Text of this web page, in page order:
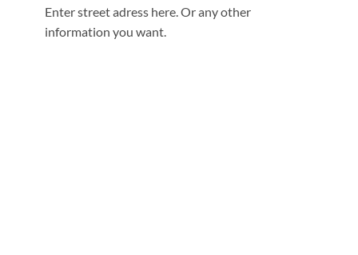
Enter street adress here. Or any other
information you want.